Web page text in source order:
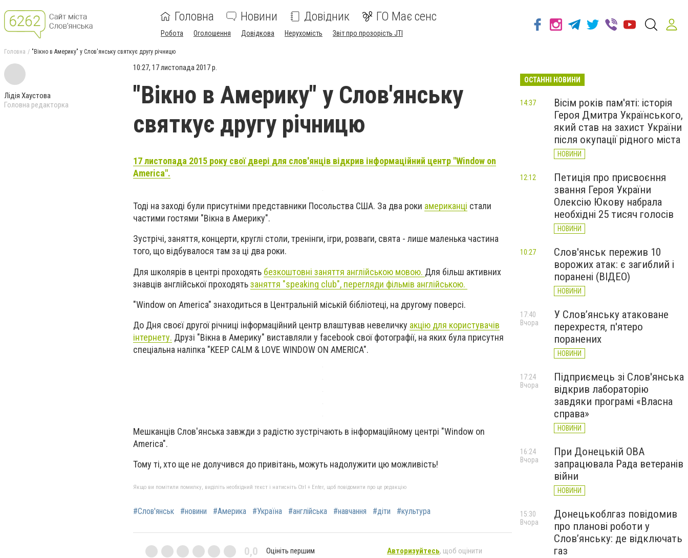
Головна Новини Довідник ГО Має сенс
Робота Оголошення Довідкова Нерухомість Звіт про прозорість JTI
Головна "Вікно в Америку" у Слов'янську святкує другу річницю
Лідія Хаустова
Головна редакторка
10:27, 17 листопада 2017 р.
"Вікно в Америку" у Слов'янську
святкує другу річницю
17 листопада 2015 року свої двері для слов'янців відкрив інформаційний центр "Window on
America".
Тоді на заході були присутніми представники Посольства США. За два роки американці стали
частими гостями "Вікна в Америку".
Зустрічі, заняття, концерти, круглі столи, тренінги, ігри, розваги, свята - лише маленька частина
того, що відбувалося там за ці два роки.
Для школярів в центрі проходять безкоштовні заняття англійською мовою. Для більш активних
знавців англійської проходятьзаняття "speaking club", перегляди фільмів англійською.
"Window on America" знаходиться в Центральній міській бібліотеці, на другому поверсі.
До Дня своєї другої річниці інформаційний центр влаштував невеличку акцію для користувачів
інтернету. Друзі "Вікна в Америку" виставляли у facebook свої фотографії, на яких була присутня
спеціальна наліпка "KEEP CALM & LOVE WINDOW ON AMERICA".
Мешканців Слов'янська завжди з радістю зустрічають в інформаційному центрі "Window on
America".
Тому ті, хто ще не долучився до привітань, можуть надолужити цю можливість!
Якщо ви помітили помилку, виділіть необхідний текст і натисніть Ctrl + Enter, щоб повідомити про це редакцію
#Слов'янськ #новини #Америка #Україна #англійська #навчання #діти #культура
0,0 Оцініть першим Авторизуйтесь, щоб оцінити
ОСТАННІ НОВИНИ
Вісім років пам'яті: історія
Героя Дмитра Українського,
який став на захист України
після окупації рідного міста
НОВИНИ
14:37
Петиція про присвоєння
звання Героя України
Олексію Юкову набрала
необхідні 25 тисяч голосів
НОВИНИ
12:12
Слов'янськ пережив 10
ворожих атак: є загиблий і
поранені (ВІДЕО)
НОВИНИ
10:27
У Слов’янську атаковане
перехрестя, п'ятеро
поранених
НОВИНИ
17:40
Вчора
Підприємець зі Слов'янська
відкрив лабораторію
завдяки програмі «Власна
справа»
НОВИНИ
17:24
Вчора
При Донецькій ОВА
запрацювала Рада ветеранів
війни
НОВИНИ
16:24
Вчора
Донецькоблгаз повідомив
про планові роботи у
Слов’янську: де відключать
газ
15:30
Вчора